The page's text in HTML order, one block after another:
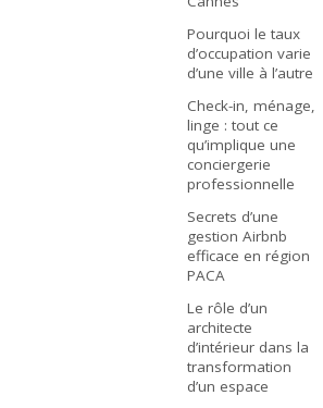
Pourquoi le taux
d’occupation varie
d’une ville à l’autre
Check-in, ménage,
linge : tout ce
qu’implique une
conciergerie
professionnelle
Secrets d’une
gestion Airbnb
efficace en région
PACA
Le rôle d’un
architecte
d’intérieur dans la
transformation
d’un espace